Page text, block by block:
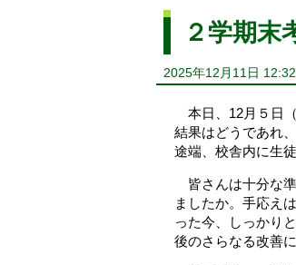
２学期末
2025年12月11日 12:32
本日、12月５日
結果はどうであれ
途端、校舎内に生
皆さんは十分な
ましたか。手応え
った今、しっかり
後のさらなる改善